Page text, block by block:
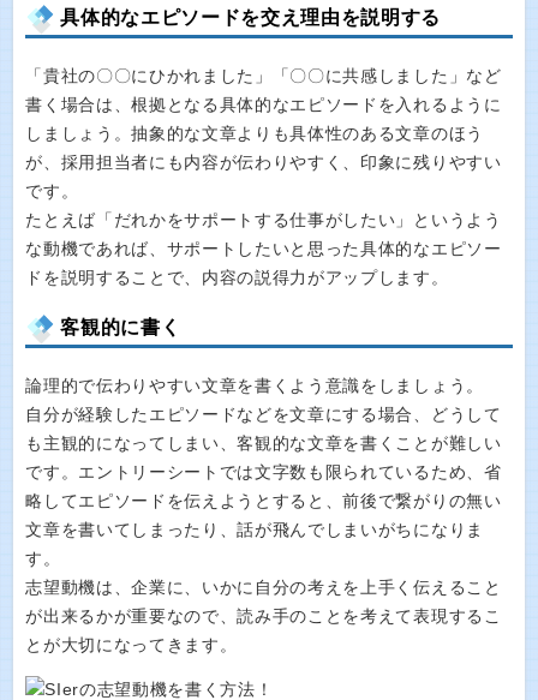
具体的なエピソードを交え理由を説明する
「貴社の〇〇にひかれました」「〇〇に共感しました」など
書く場合は、根拠となる具体的なエピソードを入れるように
しましょう。抽象的な文章よりも具体性のある文章のほう
が、採用担当者にも内容が伝わりやすく、印象に残りやすい
です。
たとえば「だれかをサポートする仕事がしたい」というよう
な動機であれば、サポートしたいと思った具体的なエピソー
ドを説明することで、内容の説得力がアップします。
客観的に書く
論理的で伝わりやすい文章を書くよう意識をしましょう。
自分が経験したエピソードなどを文章にする場合、どうして
も主観的になってしまい、客観的な文章を書くことが難しい
です。エントリーシートでは文字数も限られているため、省
略してエピソードを伝えようとすると、前後で繋がりの無い
文章を書いてしまったり、話が飛んでしまいがちになりま
す。
志望動機は、企業に、いかに自分の考えを上手く伝えること
が出来るかが重要なので、読み手のことを考えて表現するこ
とが大切になってきます。